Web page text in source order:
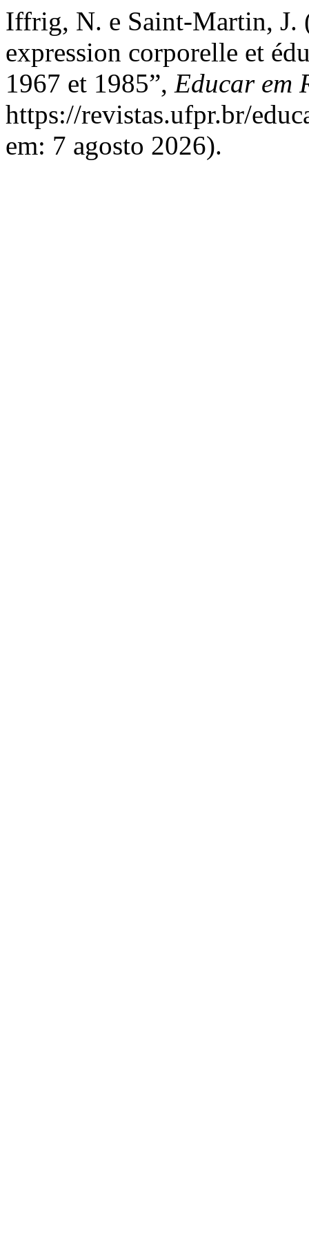
Iffrig, N. e Saint-Martin, J.
expression corporelle et
1967 et 1985”, Educar em
https://revistas.ufpr.br/
em: 7 agosto 2026).